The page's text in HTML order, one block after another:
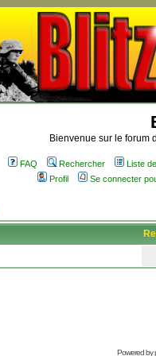
Bienvenue sur le forum
FAQ Rechercher
Liste
Profil
Se connecter
Powered by